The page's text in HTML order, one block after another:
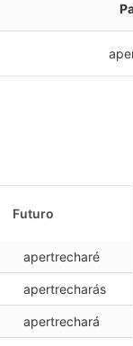
Futuro
apertrecharé
apertrecharás
apertrechará